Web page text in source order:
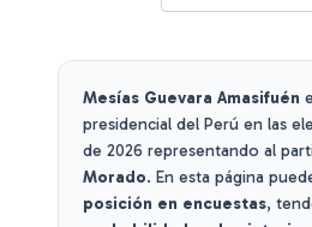
Mesías Guevara Amasifuén
presidencial del Perú en las
de 2026 representando al
Morado. En esta página
posición en encuestas,